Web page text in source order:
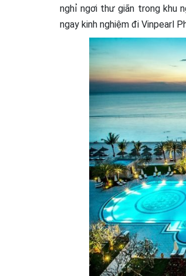
nghỉ ngơi thư giãn trong khu
ngay kinh nghiệm đi Vinpearl